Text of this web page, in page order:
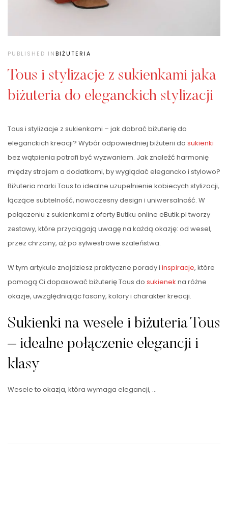
PUBLISHED INBIŻUTERIA
Tous i stylizacje z sukienkami jaka
biżuteria do eleganckich stylizacji
Tous i stylizacje z sukienkami – jak dobrać biżuterię do
eleganckich kreacji? Wybór odpowiedniej biżuterii do sukienki
bez wątpienia potrafi być wyzwaniem. Jak znaleźć harmonię
między strojem a dodatkami, by wyglądać elegancko i stylowo?
Biżuteria marki Tous to idealne uzupełnienie kobiecych stylizacji,
łączące subtelność, nowoczesny design i uniwersalność. W
połączeniu z sukienkami z oferty Butiku online eButik.pl tworzy
zestawy, które przyciągają uwagę na każdą okazję: od wesel,
przez chrzciny, aż po sylwestrowe szaleństwa.
W tym artykule znajdziesz praktyczne porady i inspiracje, które
pomogą Ci dopasować biżuterię Tous do sukienek na różne
okazje, uwzględniając fasony, kolory i charakter kreacji.
Sukienki na wesele i biżuteria Tous
– idealne połączenie elegancji i
klasy
Wesele to okazja, która wymaga elegancji, …